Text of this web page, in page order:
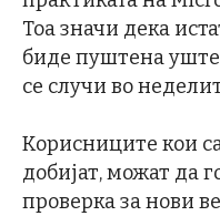
Тоа значи дека
биде пуштена уште
се случи во
Корисниците кои
добијат, можат да
проверка за нови